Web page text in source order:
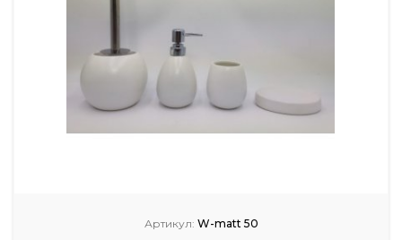
Артикул: W-matt 50